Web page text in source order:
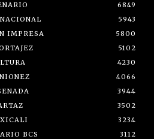
6849
5943
IMPRESA
5800
5102
4230
4066
3944
3502
3234
BCS
3112